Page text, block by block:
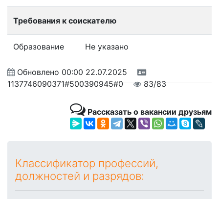
Требования к соискателю
Образование Не указано
Обновлено 00:00 22.07.2025
1137746090371#500390945#0
83/83
Рассказать о вакансии друзьям
Классификатор профессий,
должностей и разрядов: